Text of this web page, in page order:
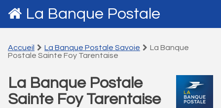
La Banque Postale
Accueil La Banque Postale Savoie
La Banque
Postale Sainte Foy Tarentaise
La Banque Postale
Sainte Foy Tarentaise